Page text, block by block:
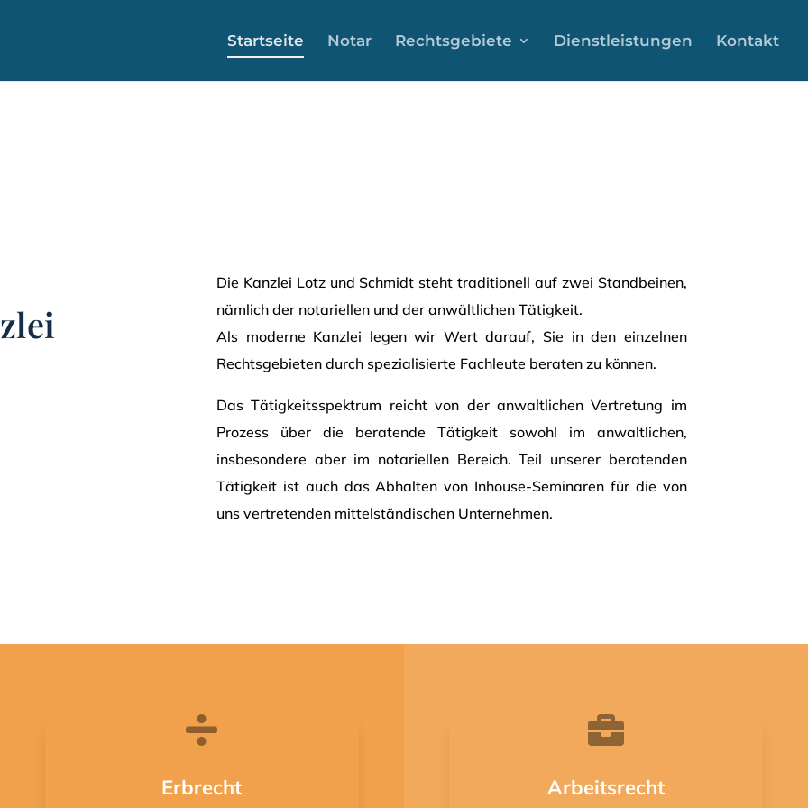
Startseite Notar Rechtsgebiete Dienstleistungen Kontakt
Die Kanzlei Lotz und Schmidt steht traditionell auf zwei Standbeinen,
nämlich der notariellen und der anwältlichen Tätigkeit.
Als moderne Kanzlei legen wir Wert darauf, Sie in den einzelnen
Rechtsgebieten durch spezialisierte Fachleute beraten zu können.
Das Tätigkeitsspektrum reicht von der anwaltlichen Vertretung im
Prozess über die beratende Tätigkeit sowohl im anwaltlichen,
insbesondere aber im notariellen Bereich. Teil unserer beratenden
Tätigkeit ist auch das Abhalten von Inhouse-Seminaren für die von
uns vertretenden mittelständischen Unternehmen.

Erbrecht

Arbeitsrecht